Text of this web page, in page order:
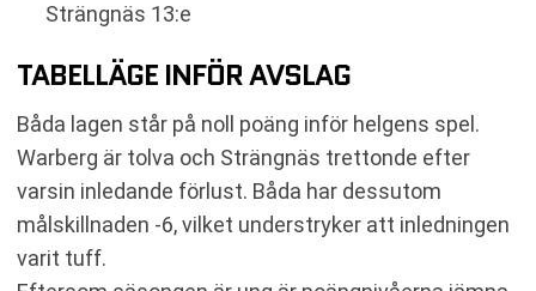
Strängnäs 13:e
TABELLÄGE INFÖR AVSLAG
Båda lagen står på noll poäng inför helgens spel.
Warberg är tolva och Strängnäs trettonde efter
varsin inledande förlust. Båda har dessutom
målskillnaden -6, vilket understryker att inledningen
varit tuff.